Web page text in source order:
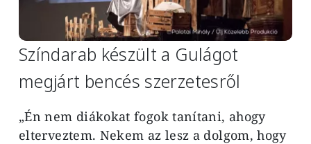
Színdarab készült a Gulágot
megjárt bencés szerzetesről
„Én nem diákokat fogok tanítani, ahogy
elterveztem. Nekem az lesz a dolgom, hogy